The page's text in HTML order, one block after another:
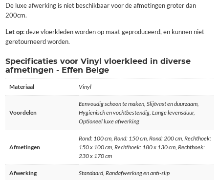
De luxe afwerking is niet beschikbaar voor de afmetingen groter dan
200cm.
Let op: deze vloerkleden worden op maat geproduceerd, en kunnen niet
geretourneerd worden.
Specificaties voor Vinyl vloerkleed in diverse
afmetingen - Effen Beige
Materiaal Vinyl
Voordelen
Eenvoudig schoon te maken, Slijtvast en duurzaam,
Hygiënisch en vochtbestendig, Lange levensduur,
Optioneel luxe afwerking
Afmetingen
Rond: 100 cm, Rond: 150 cm, Rond: 200 cm, Rechthoek:
150 x 100 cm, Rechthoek: 180 x 130 cm, Rechthoek:
230 x 170 cm
Afwerking Standaard, Randafwerking en anti-slip